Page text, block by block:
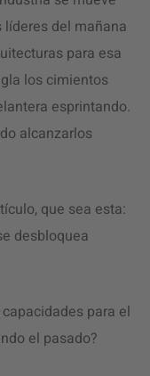
del mañana
para esa
los cimientos
esprintando.
alcanzarlos
que sea esta:
desbloquea
para el
el pasado?